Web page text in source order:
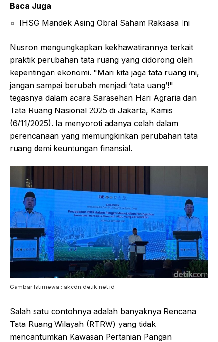
Baca Juga
IHSG Mandek Asing Obral Saham Raksasa Ini
Nusron mengungkapkan kekhawatirannya terkait
praktik perubahan tata ruang yang didorong oleh
kepentingan ekonomi. "Mari kita jaga tata ruang ini,
jangan sampai berubah menjadi ‘tata uang’!"
tegasnya dalam acara Sarasehan Hari Agraria dan
Tata Ruang Nasional 2025 di Jakarta, Kamis
(6/11/2025). Ia menyoroti adanya celah dalam
perencanaan yang memungkinkan perubahan tata
ruang demi keuntungan finansial.
Gambar Istimewa : akcdn.detik.net.id
Salah satu contohnya adalah banyaknya Rencana
Tata Ruang Wilayah (RTRW) yang tidak
mencantumkan Kawasan Pertanian Pangan